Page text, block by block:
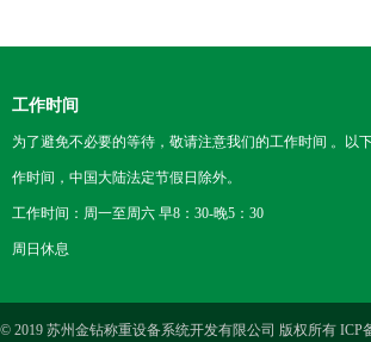
工作时间
为了避免不必要的等待，敬请注意我们的工作时间 。以
作时间，中国大陆法定节假日除外。
工作时间：周一至周六 早8：30-晚5：30
周日休息
© 2019 苏州金钻称重设备系统开发有限公司 版权所有 ICP